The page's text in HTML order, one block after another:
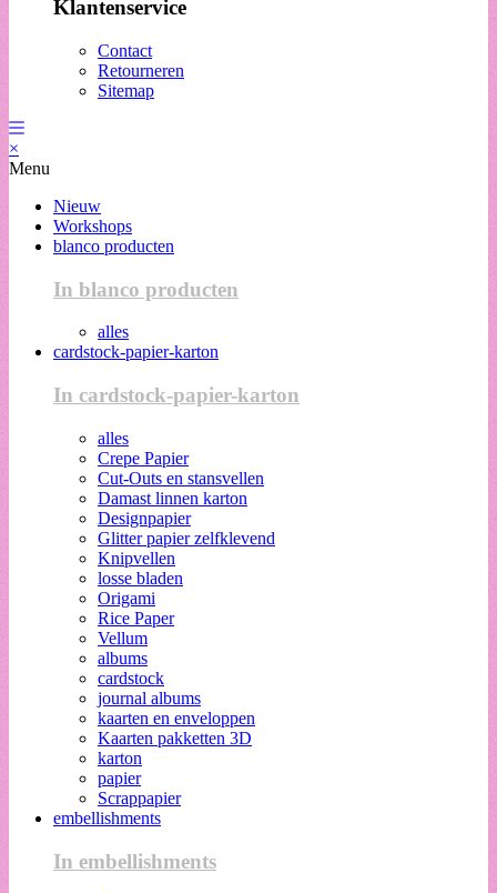
Klantenservice
Contact
Retourneren
Sitemap
×
Menu
Nieuw
Workshops
blanco producten
In blanco producten
alles
cardstock-papier-karton
In cardstock-papier-karton
alles
Crepe Papier
Cut-Outs en stansvellen
Damast linnen karton
Designpapier
Glitter papier zelfklevend
Knipvellen
losse bladen
Origami
Rice Paper
Vellum
albums
cardstock
journal albums
kaarten en enveloppen
Kaarten pakketten 3D
karton
papier
Scrappapier
embellishments
In embellishments